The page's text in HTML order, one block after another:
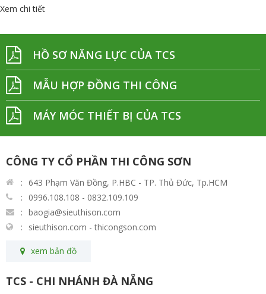
Xem chi tiết
HỒ SƠ NĂNG LỰC CỦA TCS
MẪU HỢP ĐỒNG THI CÔNG
MÁY MÓC THIẾT BỊ CỦA TCS
CÔNG TY CỔ PHẦN THI CÔNG SƠN
643 Phạm Văn Đồng, P.HBC - TP. Thủ Đức, Tp.HCM
0996.108.108 - 0832.109.109
baogia@sieuthison.com
sieuthison.com - thicongson.com
xem bản đồ
TCS - CHI NHÁNH ĐÀ NẴNG